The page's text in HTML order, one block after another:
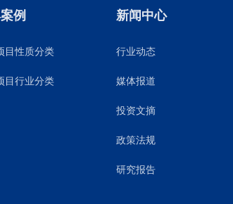
例
目性质分类
目行业分类
新闻中心
行业动态
媒体报道
投资文摘
政策法规
研究报告